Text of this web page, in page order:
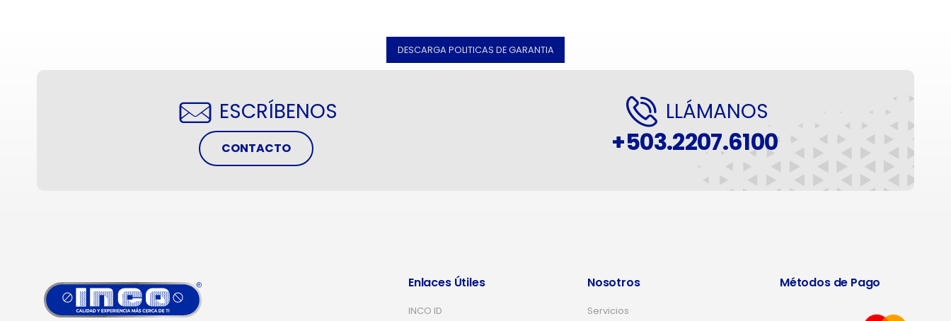
DESCARGA POLITICAS DE GARANTIA
ESCRÍBENOS
CONTACTO
LLÁMANOS
+503.2207.6100
Enlaces Útiles
INCO ID
Nosotros
Servicios
Métodos de Pago